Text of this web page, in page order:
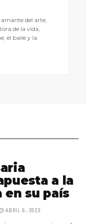
del arte,
de la vida,
el baile y la
a la
su país
ABRIL 6, 2023